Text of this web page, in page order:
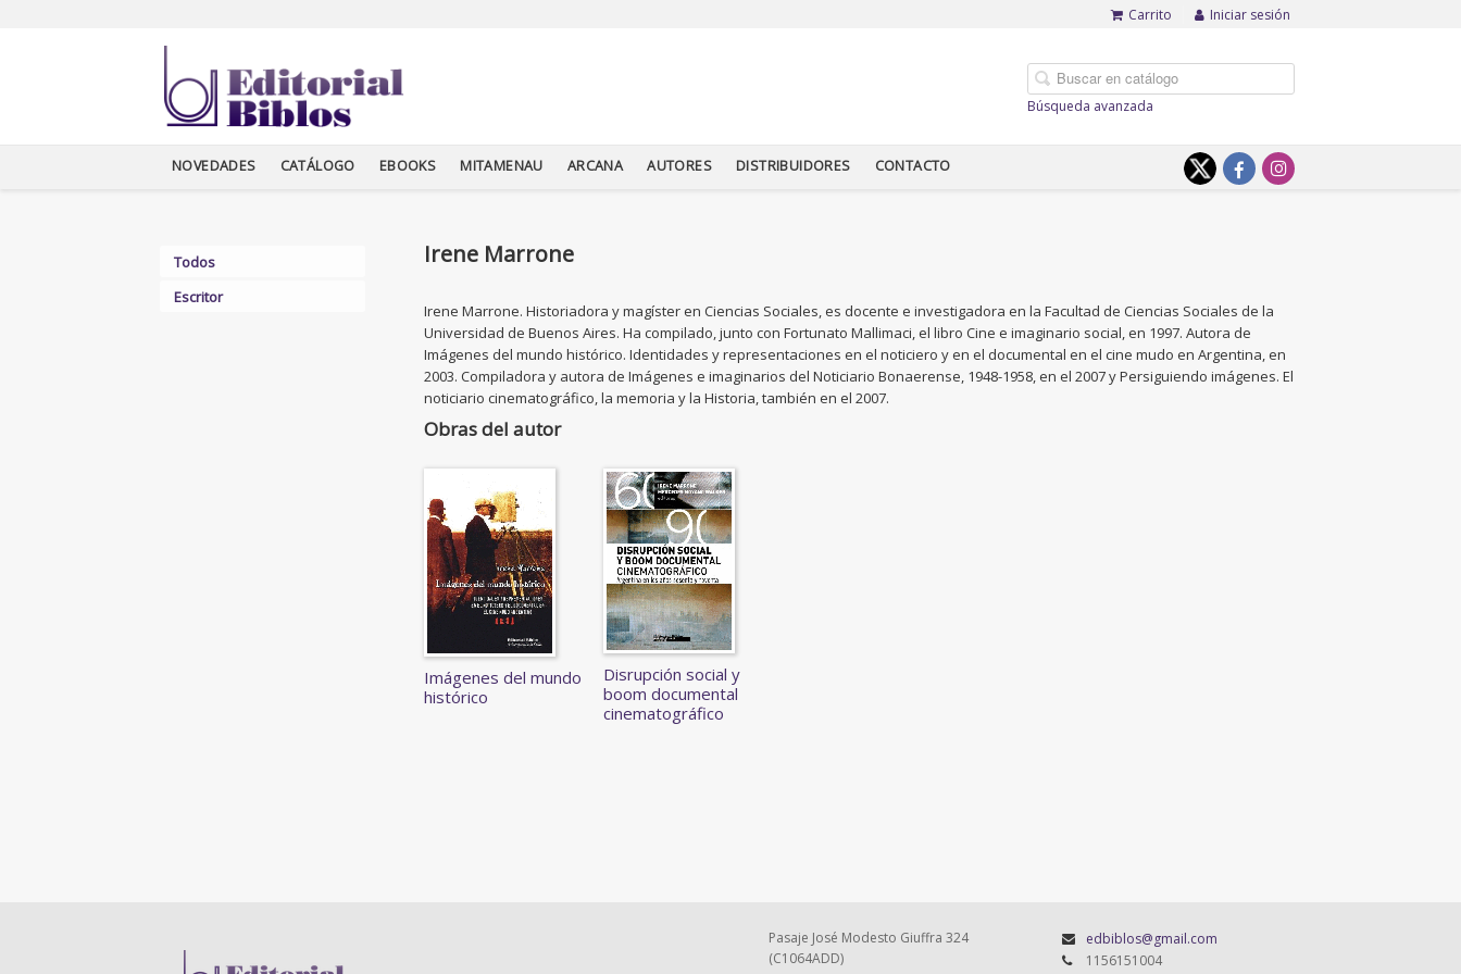
Carrito Iniciar sesión
Búsqueda avanzada
NOVEDADES CATÁLOGO EBOOKS MITAMENAU ARCANA AUTORES DISTRIBUIDORES CONTACTO
Todos
Escritor
Irene Marrone
Irene Marrone. Historiadora y magíster en Ciencias Sociales, es docente e investigadora en la Facultad de Ciencias Sociales de la
Universidad de Buenos Aires. Ha compilado, junto con Fortunato Mallimaci, el libro Cine e imaginario social, en 1997. Autora de
Imágenes del mundo histórico. Identidades y representaciones en el noticiero y en el documental en el cine mudo en Argentina, en
2003. Compiladora y autora de Imágenes e imaginarios del Noticiario Bonaerense, 1948-1958, en el 2007 y Persiguiendo imágenes. El
noticiario cinematográfico, la memoria y la Historia, también en el 2007.
Obras del autor
Imágenes del mundo
histórico
Disrupción social y
boom documental
cinematográfico
Pasaje José Modesto Giuffra 324
(C1064ADD)
edbiblos@gmail.com
1156151004